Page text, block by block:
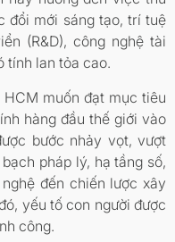
đổi mới sáng tạo, trí tuệ
(R&D), công nghệ tài
tính lan tỏa cao.
muốn đạt mục tiêu
hàng đầu thế giới vào
bước nhảy vọt, vượt
pháp lý, hạ tầng số,
đến chiến lược xây
yếu tố con người được
công.